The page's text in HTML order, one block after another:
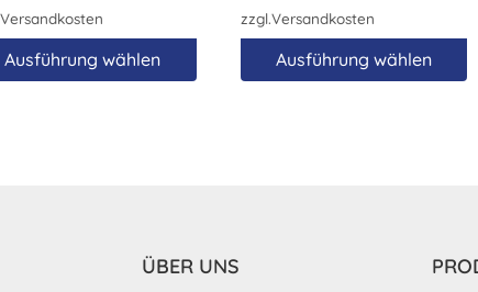
Versandkosten
Ausführung wählen
zzgl.Versandkosten
Ausführung wählen
ÜBER UNS